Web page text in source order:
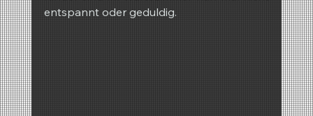
entspannt oder geduldig.